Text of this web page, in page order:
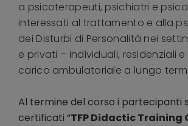
a psicoterapeuti, psichiatri e
interessati al trattamento e alla
dei Disturbi di Personalità nei
e privati – individuali, residenziali
carico ambulatoriale a lungo
Al termine del corso i partecipanti
certificati “TFP Didactic Training